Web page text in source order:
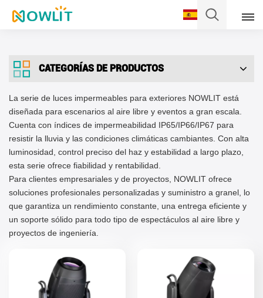
Español
English
Français
Deutsch
Italiano
Pусский
Español
CATEGORÍAS DE PRODUCTOS
La serie de luces impermeables para exteriores NOWLIT está
diseñada para escenarios al aire libre y eventos a gran escala.
Cuenta con índices de impermeabilidad IP65/IP66/IP67 para
resistir la lluvia y las condiciones climáticas cambiantes. Con alta
luminosidad, control preciso del haz y estabilidad a largo plazo,
esta serie ofrece fiabilidad y rentabilidad.
Para clientes empresariales y de proyectos, NOWLIT ofrece
soluciones profesionales personalizadas y suministro a granel, lo
que garantiza un rendimiento constante, una entrega eficiente y
un soporte sólido para todo tipo de espectáculos al aire libre y
proyectos de ingeniería.